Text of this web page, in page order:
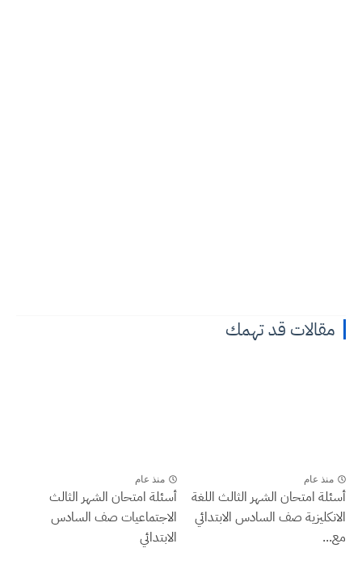
مقالات قد تهمك
منذ عام
أسئلة امتحان الشهر الثالث اللغة
الانكليزية صف السادس الابتدائي
مع...
منذ عام
أسئلة امتحان الشهر الثالث
الاجتماعيات صف السادس
الابتدائي